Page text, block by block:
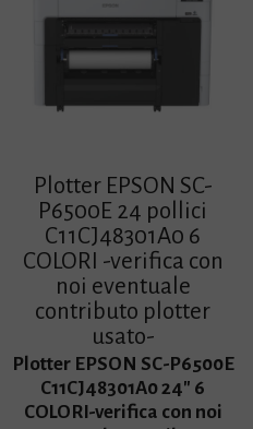
Plotter EPSON SC-
P6500E 24 pollici
C11CJ48301A0 6
COLORI -verifica con
noi eventuale
contributo plotter
usato-
Plotter EPSON SC-P6500E
C11CJ48301A0 24″ 6
COLORI-verifica con noi